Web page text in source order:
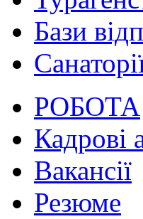
Бази
РОБОТА
Кадрові
Вакансії
Резюме